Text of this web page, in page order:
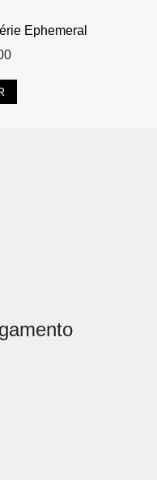
Ephemeral